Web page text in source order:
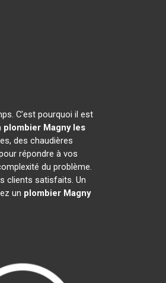
C'est pourquoi il est
plombier Magny les
des chaudières
répondre à vos
du problème.
clients satisfaits. Un
un plombier Magny